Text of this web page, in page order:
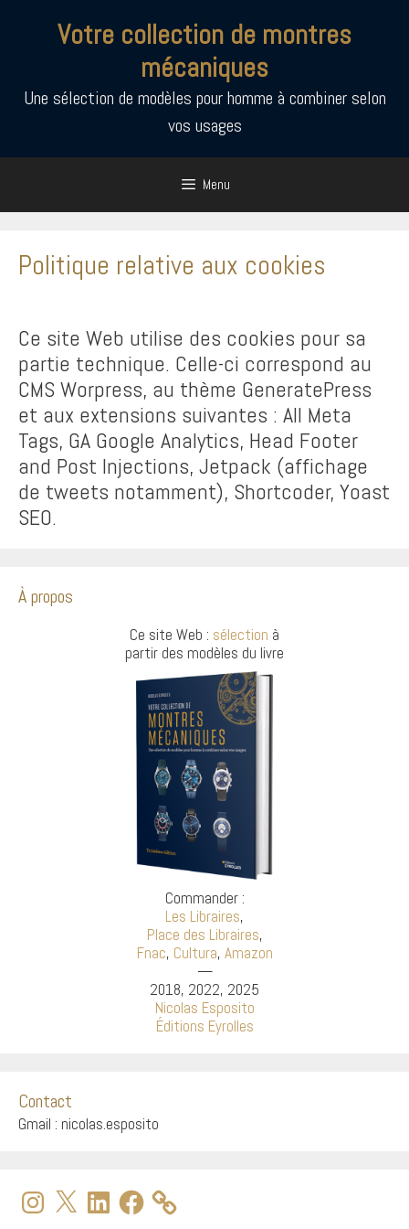
Votre collection de montres
mécaniques
Une sélection de modèles pour homme à combiner selon
vos usages
Menu
Politique relative aux cookies
Ce site Web utilise des cookies pour sa
partie technique. Celle-ci correspond au
CMS Worpress, au thème GeneratePress
et aux extensions suivantes : All Meta
Tags, GA Google Analytics, Head Footer
and Post Injections, Jetpack (affichage
de tweets notamment), Shortcoder, Yoast
SEO.
À propos
Ce site Web : sélection à
partir des modèles du livre
Commander :
Les Libraires,
Place des Libraires,
Fnac, Cultura, Amazon
—
2018, 2022, 2025
Nicolas Esposito
Éditions Eyrolles
Contact
Gmail : nicolas.esposito
Instagram
X LinkedInFacebook